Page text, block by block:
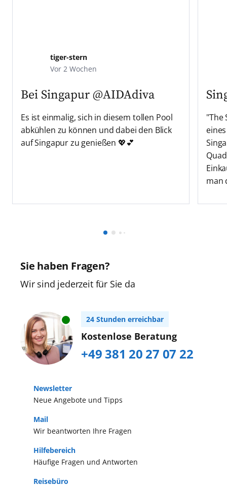
tiger-stern
Vor 2 Wochen
Bei Singapur @AIDAdiva
Es ist einmalig, sich in diesem tollen Pool
abkühlen zu können und dabei den Blick
auf Singapur zu genießen 💖💕
"The
man
Sie haben Fragen?
Wir sind jederzeit für Sie da
24 Stunden erreichbar
Kostenlose Beratung
+49 381 20 27 07 22
Neue Angebote und Tipps
Newsletter
Häufige Fragen und Antworten
Hilfebereich
Wir beantworten Ihre Fragen
Mail
Reisebüro